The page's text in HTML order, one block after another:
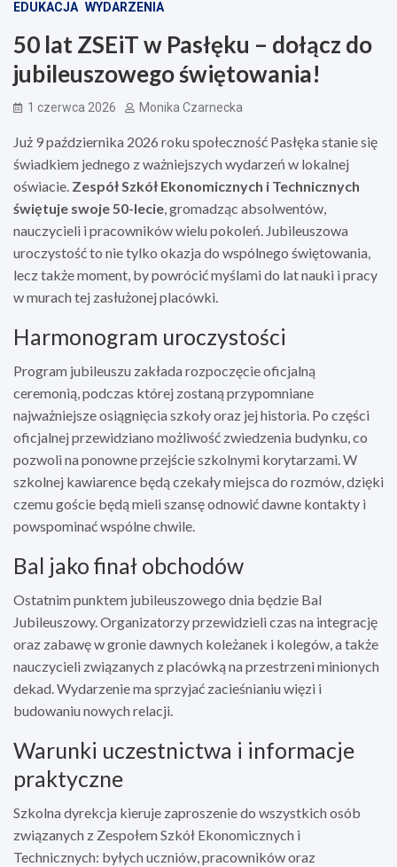
EDUKACJA WYDARZENIA
50 lat ZSEiT w Pasłęku – dołącz do
jubileuszowego świętowania!
1 czerwca 2026 Monika Czarnecka
Już 9 października 2026 roku społeczność Pasłęka stanie się
świadkiem jednego z ważniejszych wydarzeń w lokalnej
oświacie. Zespół Szkół Ekonomicznych i Technicznych
świętuje swoje 50-lecie, gromadząc absolwentów,
nauczycieli i pracowników wielu pokoleń. Jubileuszowa
uroczystość to nie tylko okazja do wspólnego świętowania,
lecz także moment, by powrócić myślami do lat nauki i pracy
w murach tej zasłużonej placówki.
Harmonogram uroczystości
Program jubileuszu zakłada rozpoczęcie oficjalną
ceremonią, podczas której zostaną przypomniane
najważniejsze osiągnięcia szkoły oraz jej historia. Po części
oficjalnej przewidziano możliwość zwiedzenia budynku, co
pozwoli na ponowne przejście szkolnymi korytarzami. W
szkolnej kawiarence będą czekały miejsca do rozmów, dzięki
czemu goście będą mieli szansę odnowić dawne kontakty i
powspominać wspólne chwile.
Bal jako finał obchodów
Ostatnim punktem jubileuszowego dnia będzie Bal
Jubileuszowy. Organizatorzy przewidzieli czas na integrację
oraz zabawę w gronie dawnych koleżanek i kolegów, a także
nauczycieli związanych z placówką na przestrzeni minionych
dekad. Wydarzenie ma sprzyjać zacieśnianiu więzi i
budowaniu nowych relacji.
Warunki uczestnictwa i informacje
praktyczne
Szkolna dyrekcja kieruje zaproszenie do wszystkich osób
związanych z Zespołem Szkół Ekonomicznych i
Technicznych: byłych uczniów, pracowników oraz